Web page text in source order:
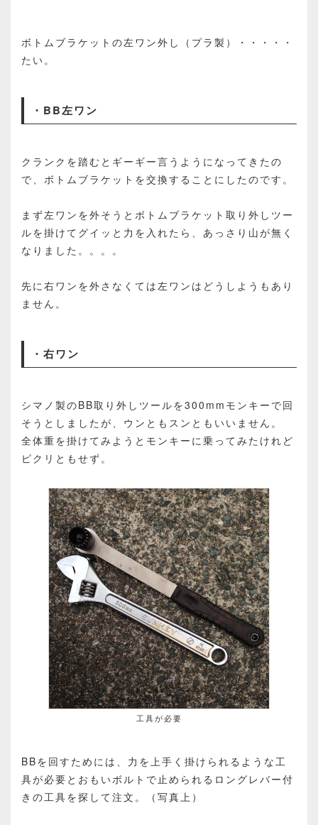
ボトムブラケットの左ワン外し（プラ製）・・・・・
たい。
・BB左ワン
クランクを踏むとギーギー言うようになってきたの
で、ボトムブラケットを交換することにしたのです。
まず左ワンを外そうとボトムブラケット取り外しツー
ルを掛けてグイッと力を入れたら、あっさり山が無く
なりました。。。。
先に右ワンを外さなくては左ワンはどうしようもあり
ません。
・右ワン
シマノ製のBB取り外しツールを300mmモンキーで回
そうとしましたが、ウンともスンともいいません。
全体重を掛けてみようとモンキーに乗ってみたけれど
ピクリともせず。
工具が必要
BBを回すためには、力を上手く掛けられるような工
具が必要とおもいボルトで止められるロングレバー付
きの工具を探して注文。（写真上）